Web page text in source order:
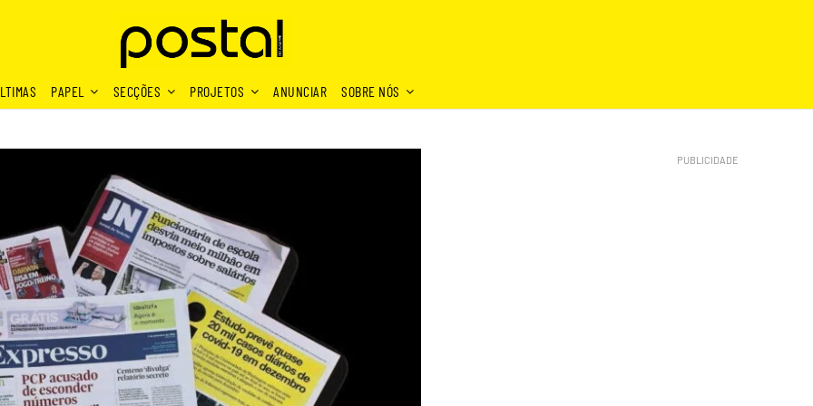
PAPEL SECÇÕES PROJETOS ANUNCIAR SOBRE NÓS